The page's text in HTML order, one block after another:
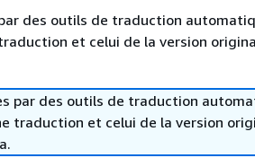
des outils de traduction
et celui de la version
par des outils de traduction
traduction et celui de la version